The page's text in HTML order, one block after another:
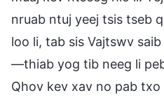
nruab ntuj yeej tsis tseb
loo li, tab sis Vajtswv
—thiab yog tib neeg li
Qhov kev xav no pab